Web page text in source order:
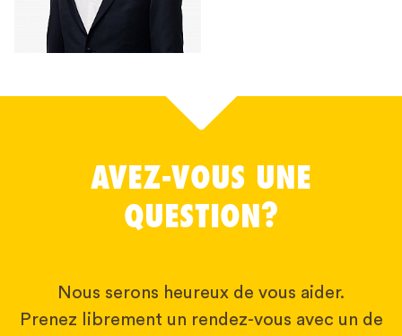
AVEZ-VOUS UNE
QUESTION?
Nous serons heureux de vous aider.
Prenez librement un rendez-vous avec un de